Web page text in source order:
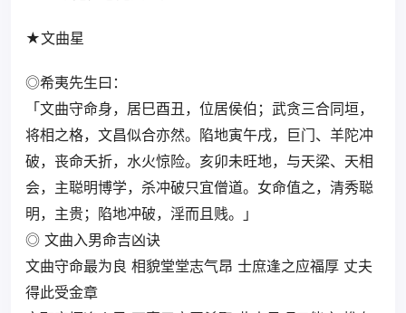
★文曲星
◎希夷先生曰：
「文曲守命身，居巳酉丑，位居侯伯；武贪三合同垣，
将相之格，文昌似合亦然。陷地寅午戌，巨门、羊陀冲
破，丧命夭折，水火惊险。亥卯未旺地，与天梁、天相
会，主聪明博学，杀冲破只宜僧道。女命值之，清秀聪
明，主贵；陷地冲破，淫而且贱。｣
◎ 文曲入男命吉凶诀
文曲守命最为良 相貌堂堂志气昂 士庶逢之应福厚 丈夫
得此受金章